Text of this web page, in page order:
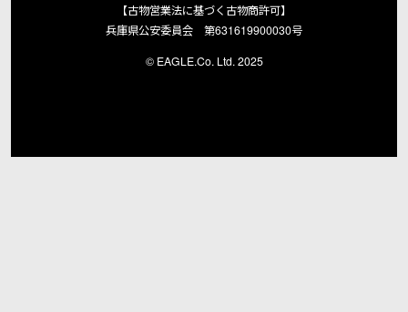
【古物営業法に基づく古物商許可】
兵庫県公安委員会 第631619900030号
© EAGLE.Co. Ltd. 2025